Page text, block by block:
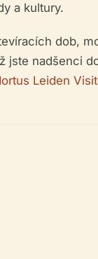
a kultury.
dob,
jste nadšenci
Leiden